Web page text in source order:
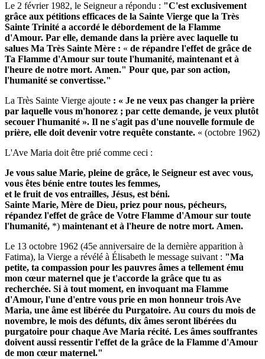
Le 2 février 1982, le Seigneur a répondu : "C'est exclusivement
grâce aux pétitions efficaces de la Sainte Vierge que la Très
Sainte Trinité a accordé le débordement de la Flamme
d'Amour. Par elle, demande dans la prière avec laquelle tu
salues Ma Très Sainte Mère : « de répandre l'effet de grâce de
Ta Flamme d'Amour sur toute l'humanité, maintenant et à
l'heure de notre mort. Amen." Pour que, par son action,
l'humanité se convertisse."
La Très Sainte Vierge ajoute : « Je ne veux pas changer la prière
par laquelle vous m'honorez ; par cette demande, je veux plutôt
secouer l'humanité ». Il ne s'agit pas d'une nouvelle formule de
prière, elle doit devenir votre requête constante. « (octobre 1962)
L'Ave Maria doit être prié comme ceci :
Je vous salue Marie, pleine de grâce, le Seigneur est avec vous,
vous êtes bénie entre toutes les femmes,
et le fruit de vos entrailles, Jésus, est béni.
Sainte Marie, Mère de Dieu, priez pour nous, pécheurs,
répandez l'effet de grâce de Votre Flamme d'Amour sur toute
l'humanité, *) maintenant et à l'heure de notre mort. Amen.
Le 13 octobre 1962 (45e anniversaire de la dernière apparition à
Fatima), la Vierge a révélé à Élisabeth le message suivant : "Ma
petite, ta compassion pour les pauvres âmes a tellement ému
mon cœur maternel que je t'accorde la grâce que tu as
recherchée. Si à tout moment, en invoquant ma Flamme
d'Amour, l'une d'entre vous prie en mon honneur trois Ave
Maria, une âme est libérée du Purgatoire. Au cours du mois de
novembre, le mois des défunts, dix âmes seront libérées du
purgatoire pour chaque Ave Maria récité. Les âmes souffrantes
doivent aussi ressentir l'effet de la grâce de la Flamme d'Amour
de mon cœur maternel."